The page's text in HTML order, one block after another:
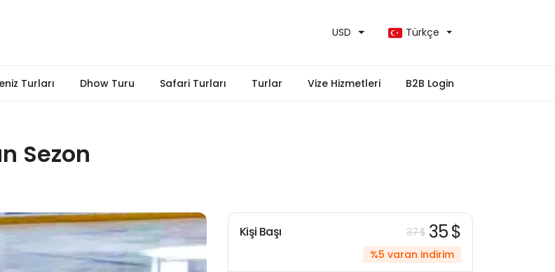
USD Türkçe
Turları Dhow Turu Safari Turları Turlar Vize Hizmetleri B2B Login
Sezon
Kişi Başı 37 $ 35 $
%5 varan indirim